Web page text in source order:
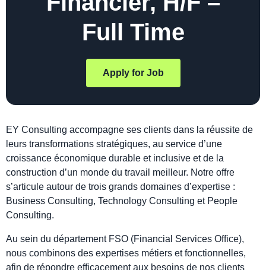
Full Time
Apply for Job
EY Consulting accompagne ses clients dans la réussite de
leurs transformations stratégiques, au service d’une
croissance économique durable et inclusive et de la
construction d’un monde du travail meilleur. Notre offre
s’articule autour de trois grands domaines d’expertise :
Business Consulting, Technology Consulting et People
Consulting.
Au sein du département FSO (Financial Services Office),
nous combinons des expertises métiers et fonctionnelles,
afin de répondre efficacement aux besoins de nos clients